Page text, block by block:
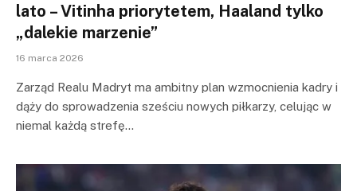
lato – Vitinha priorytetem, Haaland tylko
„dalekie marzenie”
16 marca 2026
Zarząd Realu Madryt ma ambitny plan wzmocnienia kadry i
dąży do sprowadzenia sześciu nowych piłkarzy, celując w
niemal każdą strefę…